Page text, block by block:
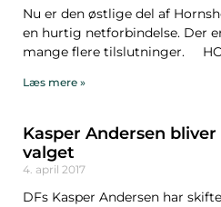
Nu er den østlige del af
en hurtig netforbindelse. Der
mange flere tilslutninger.
Læs mere »
Kasper Andersen
valget
4. april 2017
DFs Kasper Andersen har